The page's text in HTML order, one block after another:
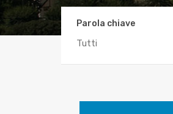
Parola chiave